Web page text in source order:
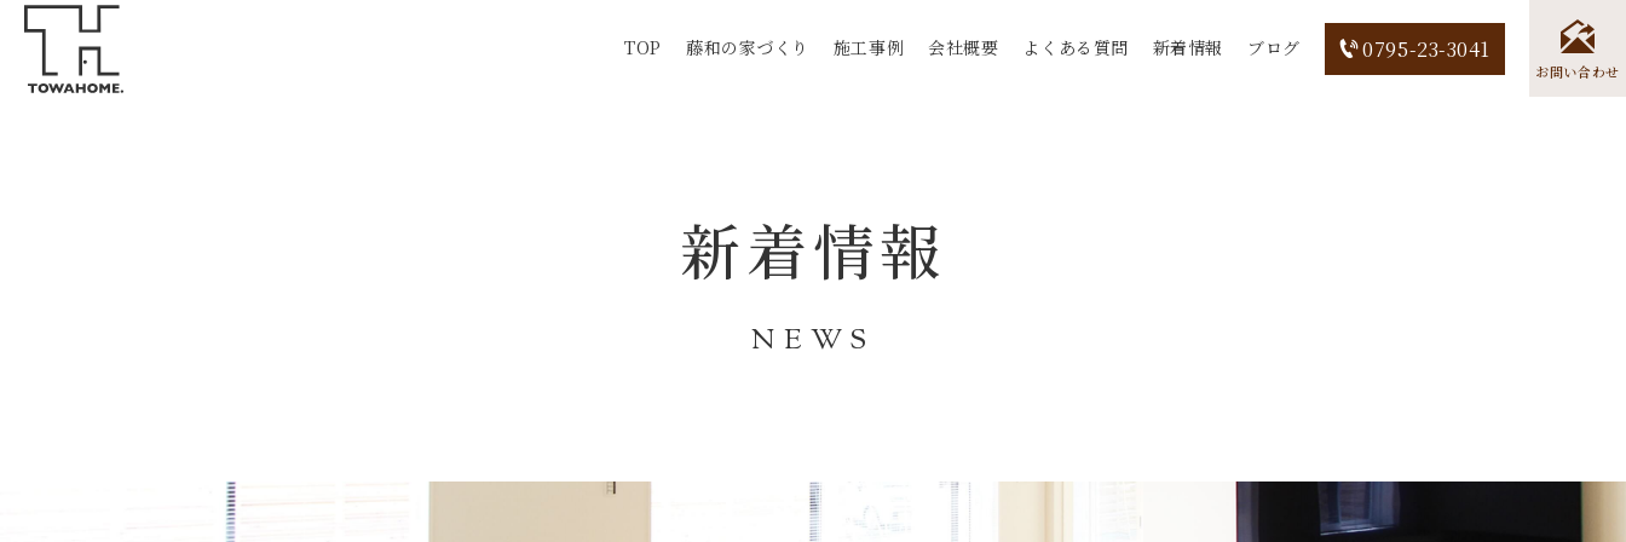
TOP 藤和の家づくり 施工事例 会社概要 よくある質問 新着情報 ブログ 0795-23-3041
お問い合わせ
新着情報
NEWS